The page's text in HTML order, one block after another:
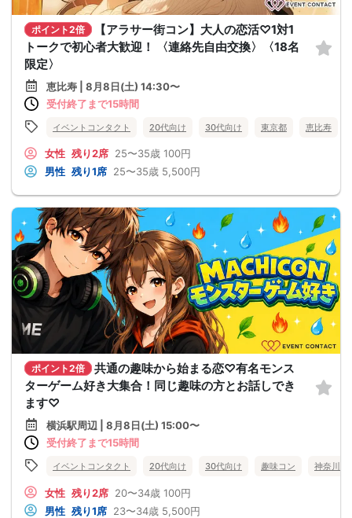
ポイント2倍
【アラサー街コン】大人の恋活♡1対1
トークで初心者大歓迎！ 〈連絡先自由交換〉〈18名
限定〉
恵比寿 | 8月8日(土) 14:30〜
受付終了まで15時間
イベントコンタクト 20代向け 30代向け 東京都 恵比寿
女性 残り2席 25〜35歳 100円
男性 残り1席 25〜35歳 5,500円
ポイント2倍
共通の趣味から始まる恋♡有名モンス
ターゲーム好き大集合！同じ趣味の方とお話しでき
ます♡
横浜駅周辺 | 8月8日(土) 15:00〜
受付終了まで15時間
イベントコンタクト 20代向け 30代向け 趣味コン 神奈川県
女性 残り2席 20〜34歳 100円
男性 残り1席 23〜34歳 5,500円